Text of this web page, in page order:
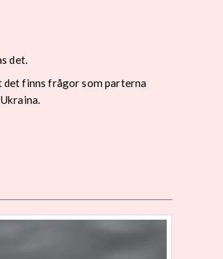
det.
det finns frågor som parterna